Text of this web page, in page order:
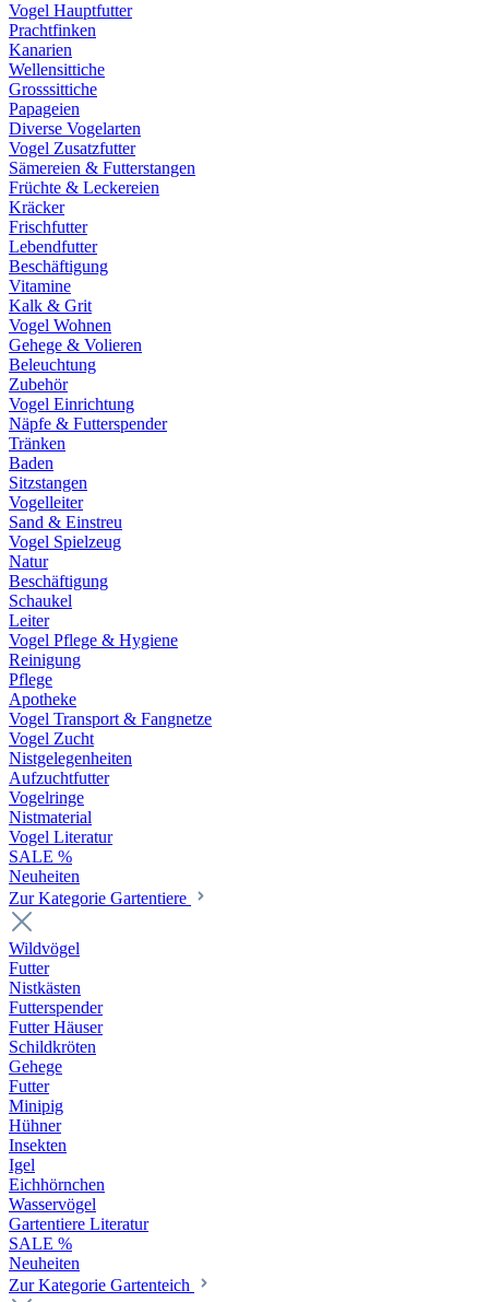
Vogel Hauptfutter
Prachtfinken
Kanarien
Wellensittiche
Grosssittiche
Papageien
Diverse Vogelarten
Vogel Zusatzfutter
Sämereien & Futterstangen
Früchte & Leckereien
Kräcker
Frischfutter
Lebendfutter
Beschäftigung
Vitamine
Kalk & Grit
Vogel Wohnen
Gehege & Volieren
Beleuchtung
Zubehör
Vogel Einrichtung
Näpfe & Futterspender
Tränken
Baden
Sitzstangen
Vogelleiter
Sand & Einstreu
Vogel Spielzeug
Natur
Beschäftigung
Schaukel
Leiter
Vogel Pflege & Hygiene
Reinigung
Pflege
Apotheke
Vogel Transport & Fangnetze
Vogel Zucht
Nistgelegenheiten
Aufzuchtfutter
Vogelringe
Nistmaterial
Vogel Literatur
SALE %
Neuheiten
Zur Kategorie Gartentiere
Wildvögel
Futter
Nistkästen
Futterspender
Futter Häuser
Schildkröten
Gehege
Futter
Minipig
Hühner
Insekten
Igel
Eichhörnchen
Wasservögel
Gartentiere Literatur
SALE %
Neuheiten
Zur Kategorie Gartenteich